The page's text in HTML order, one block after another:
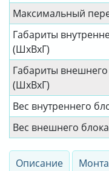
Максимальный
Габариты
(ШхВхГ)
Габариты
(ШхВхГ)
Вес внутреннего
Вес внешнего блока
Описание